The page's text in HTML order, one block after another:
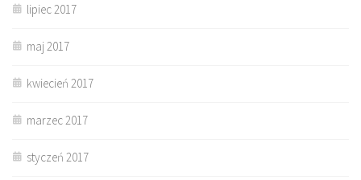
lipiec 2017
maj 2017
kwiecień 2017
marzec 2017
styczeń 2017